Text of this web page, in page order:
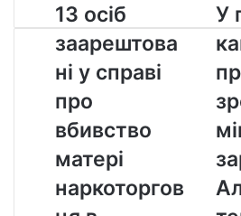
13
осіб
заарештовані
у
справі
про
вбивство
матері
наркоторговця
Монреалі
13 осіб
заарештова
ні у справі
про
вбивство
матері
наркоторгов
У
має
У